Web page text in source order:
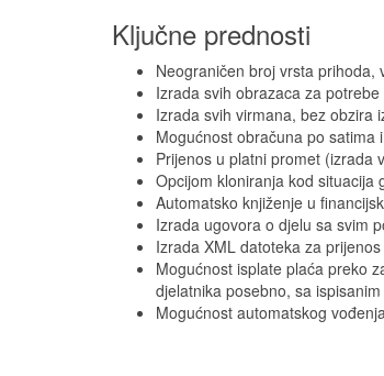
Ključne prednosti
Neograničen broj vrsta prihoda,
Izrada svih obrazaca za
Izrada svih virmana, bez obzira
Mogućnost obračuna po satima
Prijenos u platni promet (izrada
Opcijom kloniranja kod situacija
Automatsko knjiženje u
Izrada ugovora o djelu sa svim
Izrada XML datoteka za
Mogućnost isplate plaća preko
djelatnika posebno, sa
Mogućnost automatskog